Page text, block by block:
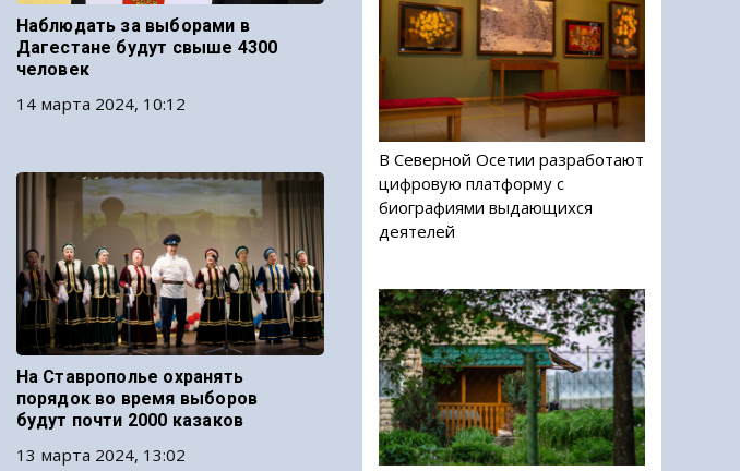
Наблюдать за выборами в
Дагестане будут свыше 4300
человек
14 марта 2024, 10:12
На Ставрополье охранять
порядок во время выборов
будут почти 2000 казаков
13 марта 2024, 13:02
В Северной Осетии разработают
цифровую платформу с
биографиями выдающихся
деятелей